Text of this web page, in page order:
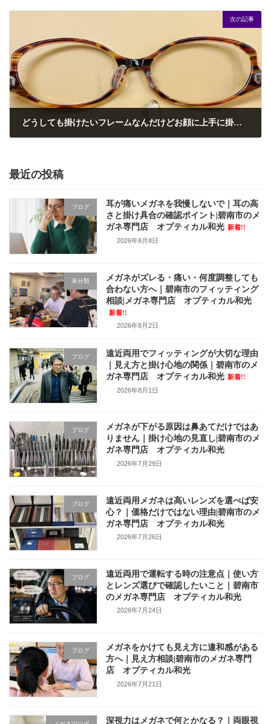
次の記事
どうしても掛けたいフレームなんだけどお顔に上手に掛からない・・・どうしましょ！？
最近の投稿
ブログ
耳が痛いメガネを我慢しないで｜耳の高
さと掛け具合の確認ポイント|碧南市のメ
ガネ専門店 オプティカル和光 新着!!
2026年8月8日
未分類
メガネがズレる・痛い・何度調整しても
合わない方へ｜碧南市のフィッティング
相談|メガネ専門店 オプティカル和光
新着!!
2026年8月2日
ブログ
遠近両用でフィッティングが大切な理由
｜見え方と掛け心地の関係｜碧南市のメ
ガネ専門店 オプティカル和光 新着!!
2026年8月1日
ブログ
メガネが下がる原因は鼻あてだけではあ
りません｜掛け心地の見直し|碧南市のメ
ガネ専門店 オプティカル和光
2026年7月29日
ブログ
遠近両用メガネは高いレンズを選べば安
心？｜価格だけではない理由|碧南市のメ
ガネ専門店 オプティカル和光
2026年7月26日
ブログ
遠近両用で運転する時の注意点｜使い方
とレンズ選びで確認したいこと｜碧南市
のメガネ専門店 オプティカル和光
2026年7月24日
ブログ
メガネをかけても見え方に違和感がある
方へ｜見え方相談|碧南市のメガネ専門
店 オプティカル和光
2026年7月21日
深視力はメガネで何とかなる？｜両眼視